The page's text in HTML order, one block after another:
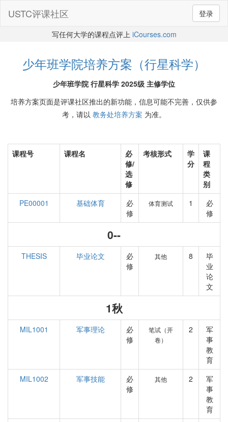
登录
USTC评课社区
写任何大学的课程点评上 iCourses.com
少年班学院培养方案（行星科学）
少年班学院 行星科学 2025级 主修学位
培养方案页面是评课社区推出的新功能，信息可能不完善，仅供参
考，请以 教务处培养方案 为准。
课程号 课程名
必
修/
选
修
考核形式
学
分
课
程
类
别
PE00001
基础体育
必
修
体育测试 1
必
修
0--
THESIS 毕业论文
必
修
其他 8
毕
业
论
文
1秋
MIL1001 军事理论
必
修
笔试（开
卷）
2
军
事
教
育
MIL1002
军事技能
必
修
其他 2
军
事
教
育